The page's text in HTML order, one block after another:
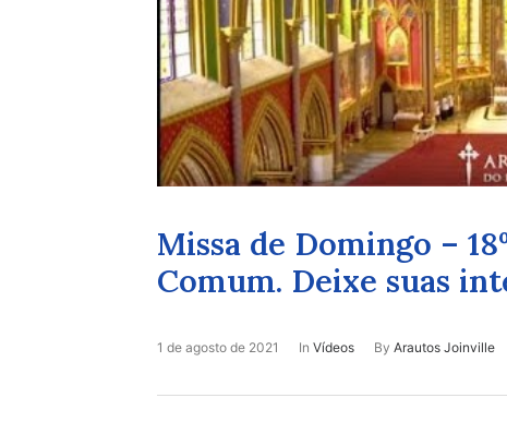
Missa de Domingo –
Comum. Deixe suas
1 de agosto de 2021 In Vídeos By Arautos Joinville